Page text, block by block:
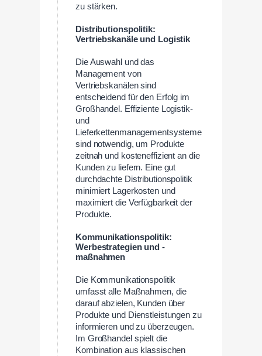
zu stärken.
Distributionspolitik:
Vertriebskanäle und Logistik
Die Auswahl und das
Management von
Vertriebskanälen sind
entscheidend für den Erfolg im
Großhandel. Effiziente Logistik-
und
Lieferkettenmanagementsysteme
sind notwendig, um Produkte
zeitnah und kosteneffizient an die
Kunden zu liefern. Eine gut
durchdachte Distributionspolitik
minimiert Lagerkosten und
maximiert die Verfügbarkeit der
Produkte.
Kommunikationspolitik:
Werbestrategien und -
maßnahmen
Die Kommunikationspolitik
umfasst alle Maßnahmen, die
darauf abzielen, Kunden über
Produkte und Dienstleistungen zu
informieren und zu überzeugen.
Im Großhandel spielt die
Kombination aus klassischen